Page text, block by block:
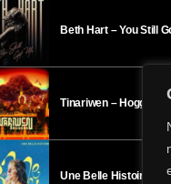
Beth Hart – You Still
Tinariwen – Hoggar
Une Belle Histoire –